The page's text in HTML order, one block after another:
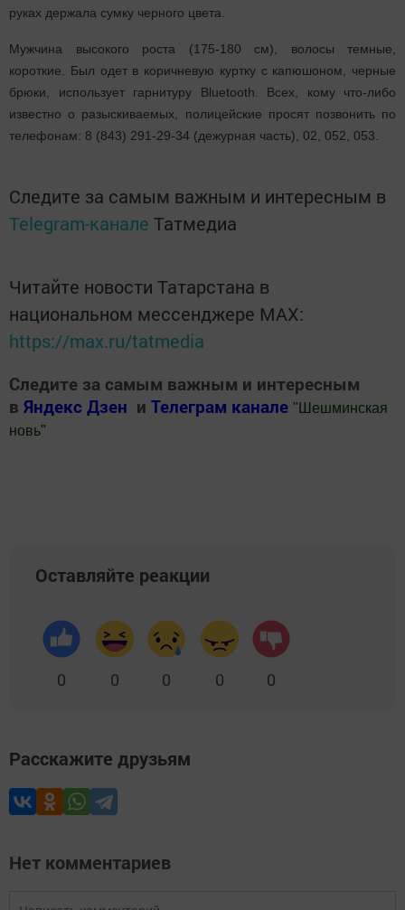
руках держала сумку черного цвета.
Мужчина высокого роста (175-180 см), волосы темные,
короткие. Был одет в коричневую куртку с капюшоном, черные
брюки, использует гарнитуру Bluetooth. Всех, кому что-либо
известно о разыскиваемых, полицейские просят позвонить по
телефонам: 8 (843) 291-29-34 (дежурная часть), 02, 052, 053.
Следите за самым важным и интересным в
Telegram-канале Татмедиа
Читайте новости Татарстана в
национальном мессенджере MАХ:
https://max.ru/tatmedia
Следите за самым важным и интересным
в Яндекс Дзен и Телеграм канале " Шешминская
новь"
Оставляйте реакции
0 0 0 0 0
Расскажите друзьям
Нет комментариев